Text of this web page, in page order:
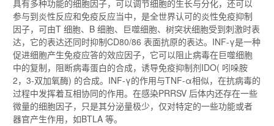
具有多种功能的细胞因子，可以调节细胞的生长与分化，还可以
参与到炎性反应和免疫反应当中，是全世界认可的炎性免疫抑制
因子，可由T 细胞、B 细胞、巨噬细胞、树突状细胞受到刺激时表
达，它的表达还同时抑制CD80/86 表面抗原的表达。INF-γ是一种
促进细胞产生免疫应答的效应因子，它可以阻止病毒在巨噬细胞
中的复制，阻断病毒蛋白的合成，诱导免疫抑制剂IDO( 吲哚胺
2，3-双加氧酶) 的合成。INF-γ的作用与TNF-α相似，在抗病毒的
过程中发挥着互相协同的作用。在感染PRRSV 后体内还存在一些
微量的细胞因子，只是其分泌量极少，仅对特定的一些功能或者
器官产生作用，如BTLA 等。